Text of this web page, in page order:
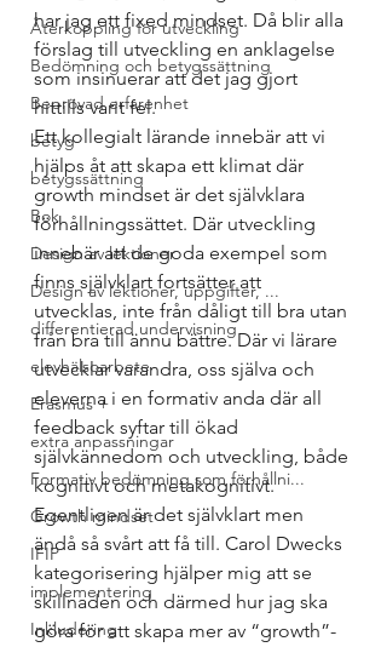
Återkoppling för utveckling
Bedömning och betygssättning
Beprövad erfarenhet
betyg
betygssättning
Bok
Design av lektioner
Design av lektioner, uppgifter, ...
differentierad undervisning
elevhälsoarbete
Erasmus +
extra anpassningar
Formativ bedömning som förhållni...
Growth mindset
IFIP
implementering
Inkludering
har jag ett fixed mindset. Då blir alla
förslag till utveckling en anklagelse
som insinuerar att det jag gjort
hittills varit fel.
Ett kollegialt lärande innebär att vi
hjälps åt att skapa ett klimat där
growth mindset är det självklara
förhållningssättet. Där utveckling
innebär att de goda exempel som
finns självklart fortsätter att
utvecklas, inte från dåligt till bra utan
från bra till ännu bättre. Där vi lärare
utvecklar varandra, oss själva och
eleverna i en formativ anda där all
feedback syftar till ökad
självkännedom och utveckling, både
kognitivt och metakognitivt.
Egentligen är det självklart men
ändå så svårt att få till. Carol Dwecks
kategorisering hjälper mig att se
skillnaden och därmed hur jag ska
göra för att skapa mer av “growth”-